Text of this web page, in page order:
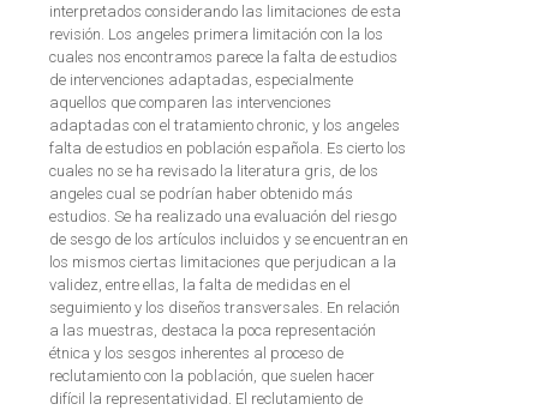
interpretados considerando las limitaciones de esta
revisión. Los angeles primera limitación con la los
cuales nos encontramos parece la falta de estudios
de intervenciones adaptadas, especialmente
aquellos que comparen las intervenciones
adaptadas con el tratamiento chronic, y los angeles
falta de estudios en población española. Es cierto los
cuales no se ha revisado la literatura gris, de los
angeles cual se podrían haber obtenido más
estudios. Se ha realizado una evaluación del riesgo
de sesgo de los artículos incluidos y se encuentran en
los mismos ciertas limitaciones que perjudican a la
validez, entre ellas, la falta de medidas en el
seguimiento y los diseños transversales. En relación
a las muestras, destaca la poca representación
étnica y los sesgos inherentes al proceso de
reclutamiento con la población, que suelen hacer
difícil la representatividad. El reclutamiento de